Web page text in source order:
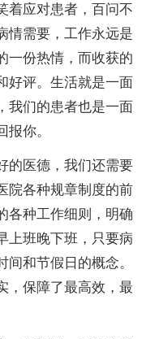
着应对患者，百问不
情需要，工作永远是
一份热情，而收获的
好评。生活就是一面
我们的患者也是一面
你。
的医德，我们还需要
院各种规章制度的前
各种工作细则，明确
上班晚下班，只要病
间和节假日的概念。
，保障了最高效，最